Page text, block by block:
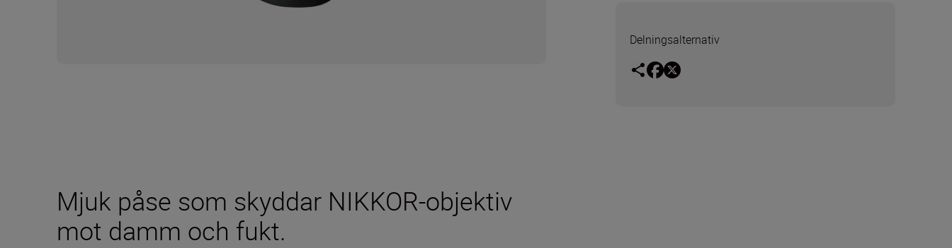
Delningsalternativ
Mjuk påse som skyddar NIKKOR-objektiv
mot damm och fukt.